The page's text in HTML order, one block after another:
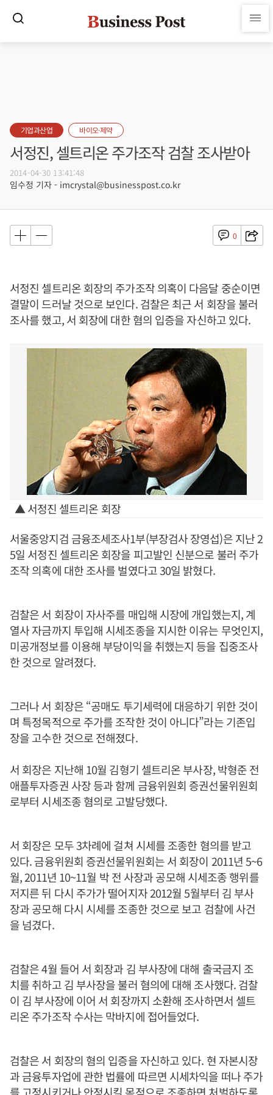
기업과산업 바이오·제약
서정진, 셀트리온 주가조작 검찰 조사받아
2014-04-30 13:41:48
임수정 기자 - imcrystal@businesspost.co.kr
0
서정진 셀트리온 회장의 주가조작 의혹이 다음달 중순이면
결말이 드러날 것으로 보인다. 검찰은 최근 서 회장을 불러
조사를 했고, 서 회장에 대한 혐의 입증을 자신하고 있다.
▲ 서정진 셀트리온 회장
서울중앙지검 금융조세조사1부(부장검사 장영섭)은 지난 2
5일 서정진 셀트리온 회장을 피고발인 신분으로 불러 주가
조작 의혹에 대한 조사를 벌였다고 30일 밝혔다.
검찰은 서 회장이 자사주를 매입해 시장에 개입했는지, 계
열사 자금까지 투입해 시세조종을 지시한 이유는 무엇인지,
미공개정보를 이용해 부당이익을 취했는지 등을 집중조사
한 것으로 알려졌다.
그러나 서 회장은 “공매도 투기세력에 대응하기 위한 것이
며 특정목적으로 주가를 조작한 것이 아니다”라는 기존입
장을 고수한 것으로 전해졌다.
서 회장은 지난해 10월 김형기 셀트리온 부사장, 박형준 전
애플투자증권 사장 등과 함께 금융위원회 증권선물위원회
로부터 시세조종 혐의로 고발당했다.
서 회장은 모두 3차례에 걸쳐 시세를 조종한 혐의를 받고
있다. 금융위원회 증권선물위원회는 서 회장이 2011년 5~6
월, 2011년 10~11월 박 전 사장과 공모해 시세조종 행위를
저지른 뒤 다시 주가가 떨어지자 2012월 5월부터 김 부사
장과 공모해 다시 시세를 조종한 것으로 보고 검찰에 사건
을 넘겼다.
검찰은 4월 들어 서 회장과 김 부사장에 대해 출국금지 조
치를 취하고 김 부사장을 불러 혐의에 대해 조사했다. 검찰
이 김 부사장에 이어 서 회장까지 소환해 조사하면서 셀트
리온 주가조작 수사는 막바지에 접어들었다.
검찰은 서 회장의 혐의 입증을 자신하고 있다. 현 자본시장
과 금융투자업에 관한 법률에 따르면 시세차익을 떠나 주가